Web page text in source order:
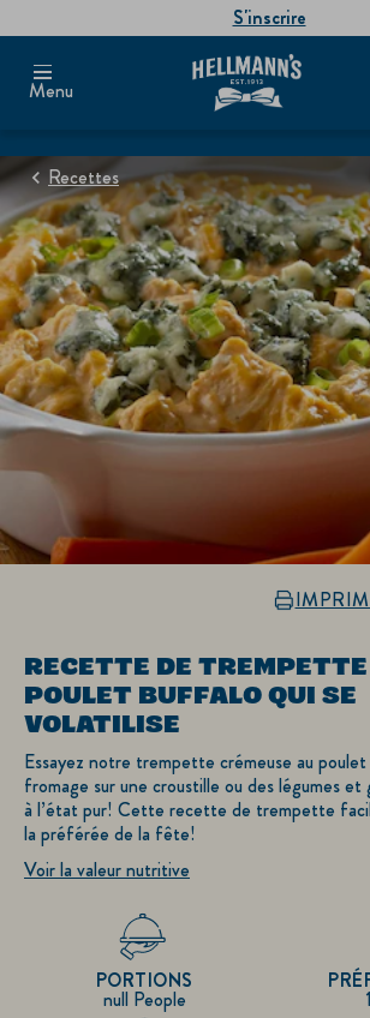
S'inscrire
Menu
Recettes
RECETTE DE
POULET BUFFALO QUI SE
VOLATILISE
Essayez notre trempette crémeuse au
fromage sur une croustille ou des légumes
à l’état pur! Cette recette de trempette
la préférée de la fête!
Voir la valeur nutritive
null People
PORTIONS